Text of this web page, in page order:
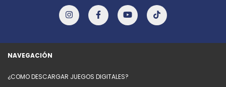
NAVEGACIÓN
¿COMO DESCARGAR JUEGOS DIGITALES?